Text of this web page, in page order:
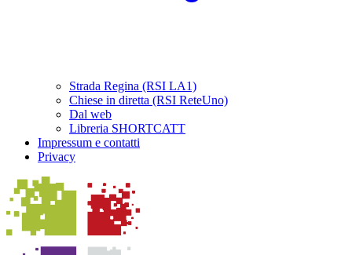
Strada Regina (RSI LA1)
Chiese in diretta (RSI ReteUno)
Dal web
Libreria SHORTCATT
Impressum e contatti
Privacy